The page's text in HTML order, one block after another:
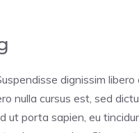
dignissim
nulla cursus est, sed
ut porta sapien, eu